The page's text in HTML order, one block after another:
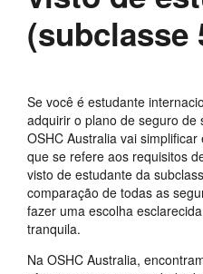
(subclasse
Se você é estudante
adquirir o plano de seguro
OSHC Australia vai
que se refere aos requisitos
visto de estudante da
comparação de todas as
fazer uma escolha
tranquila.
Na OSHC Australia,